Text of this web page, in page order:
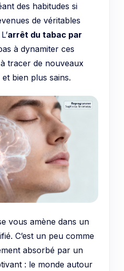
des habitudes si
de véritables
arrêt du tabac par
à dynamiter ces
tracer de nouveaux
bien plus sains.
vous amène dans un
C’est un peu comme
absorbé par un
: le monde autour